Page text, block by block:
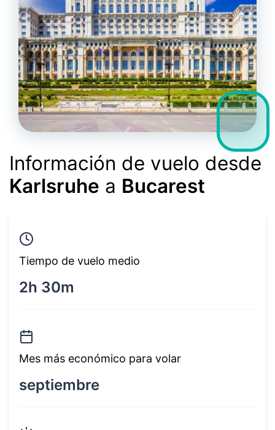
Información de vuelo desde
Karlsruhe a Bucarest
Tiempo de vuelo medio
2h 30m
Mes más económico para volar
septiembre